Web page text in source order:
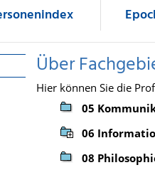
Über
Hier können Sie die
05
06
08